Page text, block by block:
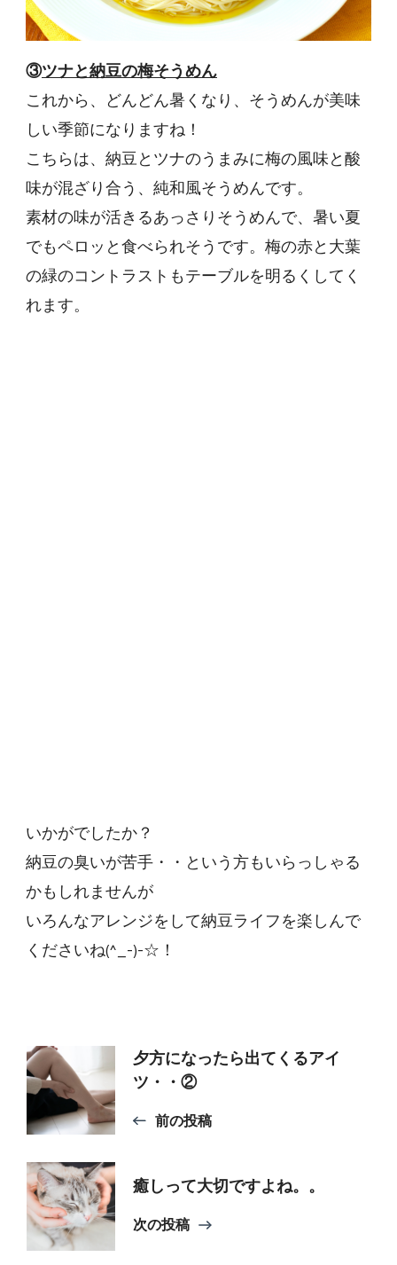
③ツナと納豆の梅そうめん
これから、どんどん暑くなり、そうめんが美味
しい季節になりますね！
こちらは、納豆とツナのうまみに梅の風味と酸
味が混ざり合う、純和風そうめんです。
素材の味が活きるあっさりそうめんで、暑い夏
でもペロッと食べられそうです。梅の赤と大葉
の緑のコントラストもテーブルを明るくしてく
れます。
いかがでしたか？
納豆の臭いが苦手・・という方もいらっしゃる
かもしれませんが
いろんなアレンジをして納豆ライフを楽しんで
くださいね(^_-)-☆！
投
稿
ナ
ビ
夕方になったら出てくるアイ
ツ・・②
前の投稿
癒しって大切ですよね。。
次の投稿